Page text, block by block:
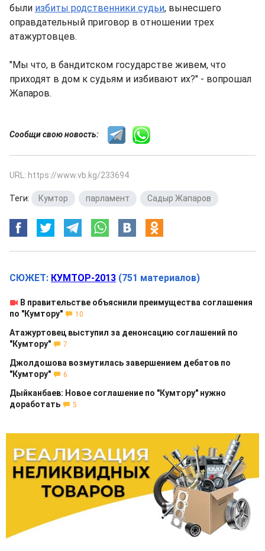
были избиты родственники судьи, вынесшего
оправдательный приговор в отношении трех
атажуртовцев.
"Мы что, в бандитском государстве живем, что
приходят в дом к судьям и избивают их?" - вопрошал
Жапаров.
Сообщи свою новость:
URL: https://www.vb.kg/233694
Теги: Кумтор парламент Садыр Жапаров
СЮЖЕТ: КУМТОР-2013 (751 материалов)
В правительстве объяснили преимущества соглашения
по "Кумтору"
10
Атажуртовец выступил за денонсацию соглашений по
"Кумтору"
7
Джолдошова возмутилась завершением дебатов по
"Кумтору"
6
Дыйканбаев: Новое соглашение по "Кумтору" нужно
доработать
5